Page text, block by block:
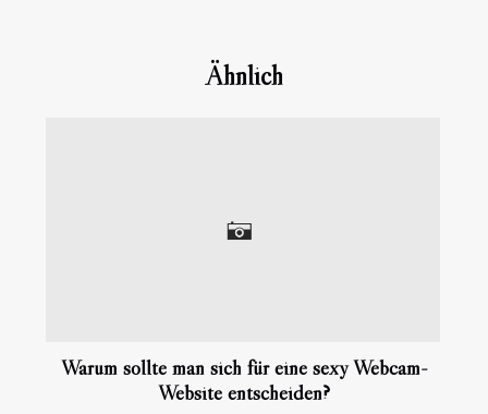
Ähnlich
Warum sollte man sich für eine sexy Webcam-
Website entscheiden?